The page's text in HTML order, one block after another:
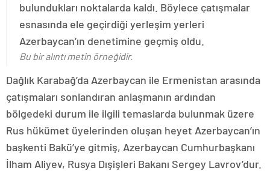
bulundukları noktalarda kaldı. Böylece çatışmalar
esnasında ele geçirdiği yerleşim yerleri
Azerbaycan’ın denetimine geçmiş oldu.
Bu bir alıntı metin örneğidir.
Dağlık Karabağ’da Azerbaycan ile Ermenistan arasında
çatışmaları sonlandıran anlaşmanın ardından
bölgedeki durum ile ilgili temaslarda bulunmak üzere
Rus hükümet üyelerinden oluşan heyet Azerbaycan’ın
başkenti Bakü’ye gitmiş, Azerbaycan Cumhurbaşkanı
İlham Aliyev, Rusya Dışişleri Bakanı Sergey Lavrov’dur.